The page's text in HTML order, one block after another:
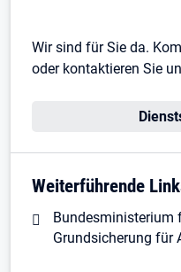
Wir sind für Sie da.
oder kontaktieren Sie
Weiterführende
Bundesministerium
Grundsicherung für